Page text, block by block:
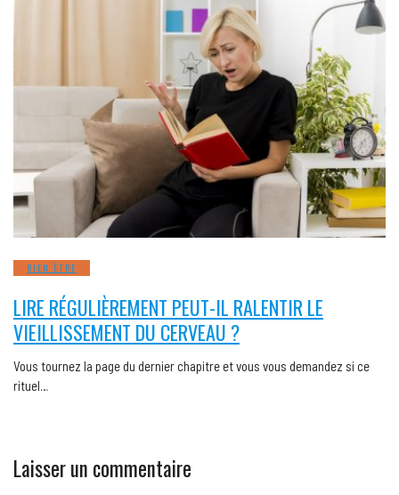
BIEN ÊTRE
LIRE RÉGULIÈREMENT PEUT-IL RALENTIR LE
VIEILLISSEMENT DU CERVEAU ?
Vous tournez la page du dernier chapitre et vous vous demandez si ce
rituel…
Laisser un commentaire